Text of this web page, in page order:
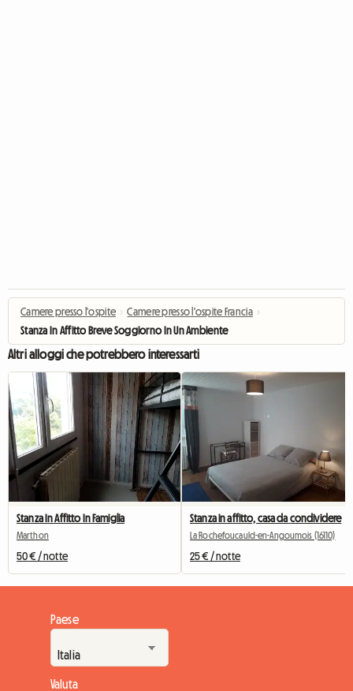
Camere presso l'ospite › Camere presso l'ospite Francia ›
Stanza In Affitto Breve Soggiorno In Un Ambiente Verde
Altri alloggi che potrebbero interessarti
Stanza In Affitto In Famiglia
Marthon
50 € / notte
Stanza in affitto, casa da condividere
La Rochefoucauld-en-Angoumois (16110)
25 € / notte
Paese
Valuta